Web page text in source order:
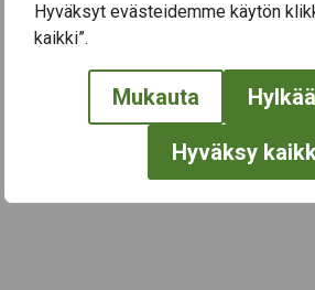
Hyväksyt evästeidemme käytön
kaikki”.
Mukauta
Hyväksy